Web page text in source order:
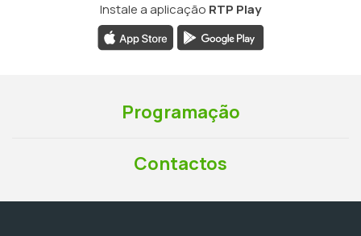
Instale a aplicação RTP Play
Programação
Contactos